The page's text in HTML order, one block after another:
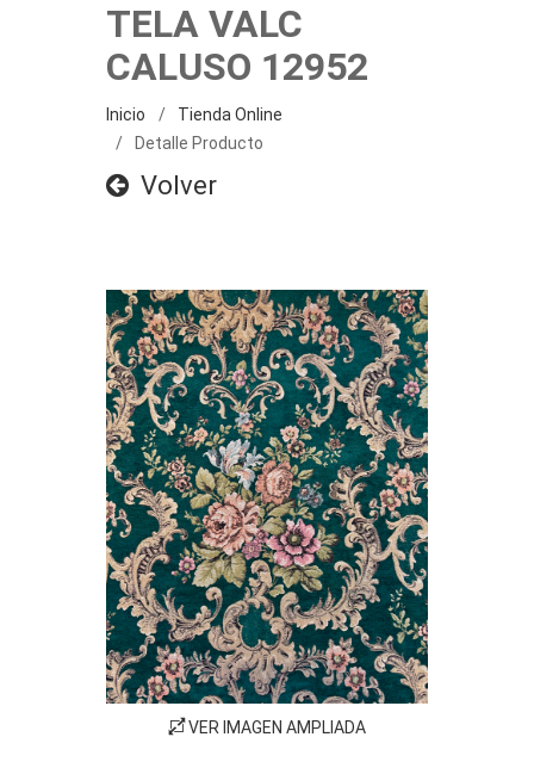
TELA VALC
CALUSO 12952
Inicio
Tienda Online
Detalle Producto
Volver
VER IMAGEN AMPLIADA